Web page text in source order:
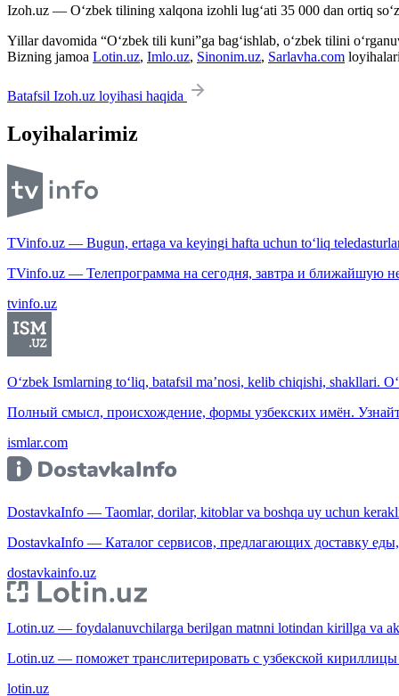
Izoh.uz — O‘zbek tilining xalqona izohli lug‘ati 35 000 dan ortiq
Yillar davomida “O‘zbek tili kuni”ga bag‘ishlab, o‘zbek tilini
Bizning jamoa Lotin.uz, Imlo.uz, Sinonim.uz, Sarlavha.com
Batafsil Izoh.uz loyihasi haqida
Loyihalarimiz
TVinfo.uz — Bugun, ertaga va keyingi hafta uchun to‘liq
TVinfo.uz — Телепрограмма на сегодня, завтра и ближайшую
tvinfo.uz
O‘zbek Ismlarning to‘liq, batafsil ma’nosi, kelib chiqishi, shakllari.
Полный смысл, происхождение, формы узбекских имён.
ismlar.com
DostavkaInfo — Taomlar, dorilar, kitoblar va boshqa uy uchun
DostavkaInfo — Каталог сервисов, предлагающих доставку
dostavkainfo.uz
Lotin.uz — foydalanuvchilarga berilgan matnni lotindan kirillga va
Lotin.uz — поможет транслитерировать с узбекской
lotin.uz